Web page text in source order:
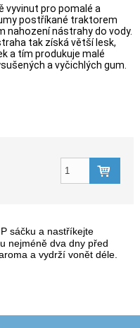
vyvinut pro pomalé a
postříkané traktorem
nahození nástrahy do vody.
tak získá větší lesk,
a tím produkuje malé
a vyčichlých gum.
sáčku a nastříkejte
nejméně dva dny před
a vydrží vonět déle.